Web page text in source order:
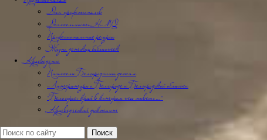
Для профессионалов
Деятельность НМО
Профессиональные ресурсы
Жизнь детских библиотек
Краеведение
Писатели Белгородчины детям
Литература о Белгороде и Белгородской области
"Белогорье: край в котором ты живешь…"
Краеведческий диктант